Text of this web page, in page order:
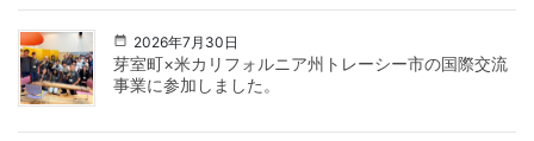
2026年7月30日
芽室町×米カリフォルニア州トレーシー市の国際交流
事業に参加しました。